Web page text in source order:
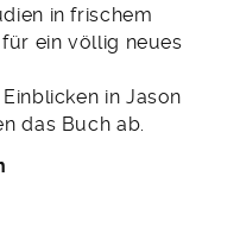
in frischem
ein völlig neues
in Jason
das Buch ab.